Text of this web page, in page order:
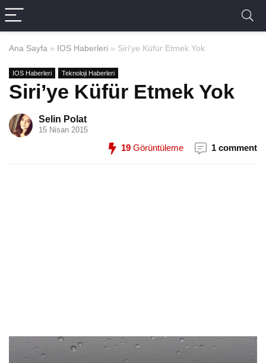
Ana Sayfa » IOS Haberleri » Siri’ye Küfür Etmek Yok
IOS Haberleri Teknoloji Haberleri
Siri’ye Küfür Etmek Yok
Selin Polat
15 Nisan 2015
19 Görüntüleme 1 comment